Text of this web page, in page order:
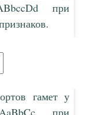
при
гамет у